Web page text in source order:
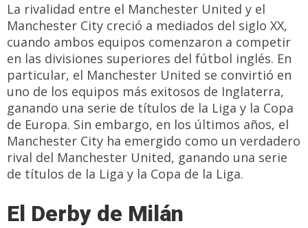
La rivalidad entre el Manchester United y el
Manchester City creció a mediados del siglo XX,
cuando ambos equipos comenzaron a competir
en las divisiones superiores del fútbol inglés. En
particular, el Manchester United se convirtió en
uno de los equipos más exitosos de Inglaterra,
ganando una serie de títulos de la Liga y la Copa
de Europa. Sin embargo, en los últimos años, el
Manchester City ha emergido como un verdadero
rival del Manchester United, ganando una serie
de títulos de la Liga y la Copa de la Liga.
El Derby de Milán